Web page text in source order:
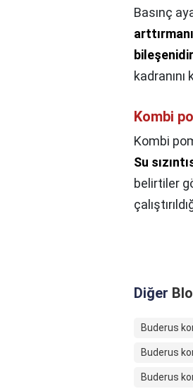
Basınç
bileşenidir
kadranını
Kombi
Kombi
Su
belirtiler
Diğer
Buderus
Buderus
Buderus